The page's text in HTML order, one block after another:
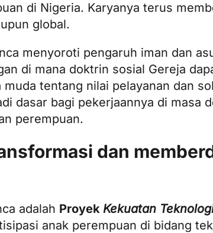
di Nigeria. Karyanya terus
global.
menyoroti pengaruh iman dan
di mana doktrin sosial Gereja
tentang nilai pelayanan dan
dasar bagi pekerjaannya di masa
perempuan.
dan
adalah Proyek Kekuatan
anak perempuan di bidang